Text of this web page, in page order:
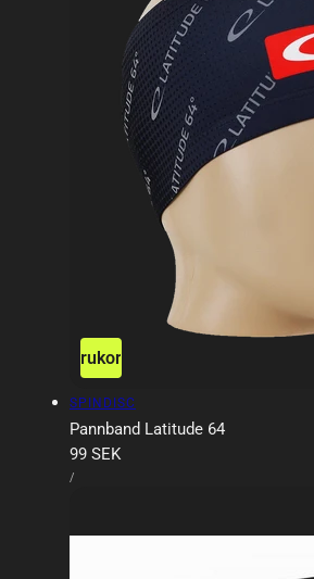
till i varukorgen
Försäljare:
SPINDISC
Pannband Latitude 64
Ordinarie
pris
99 SEK
ENHETSPRIS
/